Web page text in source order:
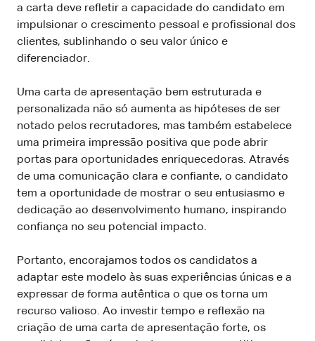
a carta deve refletir a capacidade do candidato em
impulsionar o crescimento pessoal e profissional dos
clientes, sublinhando o seu valor único e
diferenciador.
Uma carta de apresentação bem estruturada e
personalizada não só aumenta as hipóteses de ser
notado pelos recrutadores, mas também estabelece
uma primeira impressão positiva que pode abrir
portas para oportunidades enriquecedoras. Através
de uma comunicação clara e confiante, o candidato
tem a oportunidade de mostrar o seu entusiasmo e
dedicação ao desenvolvimento humano, inspirando
confiança no seu potencial impacto.
Portanto, encorajamos todos os candidatos a
adaptar este modelo às suas experiências únicas e a
expressar de forma autêntica o que os torna um
recurso valioso. Ao investir tempo e reflexão na
criação de uma carta de apresentação forte, os